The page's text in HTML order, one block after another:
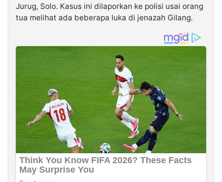
Jurug, Solo. Kasus ini dilaporkan ke polisi usai orang
tua melihat ada beberapa luka di jenazah Gilang.